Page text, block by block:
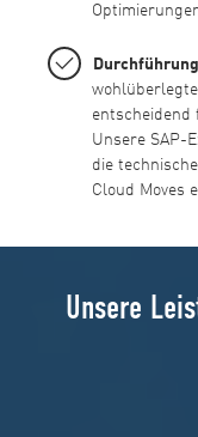
entscheidend
Unsere SAP-
die
Cloud Moves
Unsere